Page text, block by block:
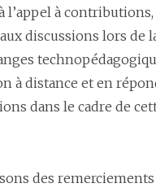
l’appel à contributions,
discussions lors de
à distance et en
dans le cadre de
des remerciements